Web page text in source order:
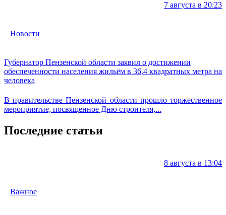
7 августа в 20:23
Новости
Губернатор Пензенской области заявил о достижении
обеспеченности населения жильём в 36,4 квадратных метра на
человека
В правительстве Пензенской области прошло торжественное
мероприятие, посвященное Дню строителя,...
Последние статьи
8 августа в 13:04
Важное